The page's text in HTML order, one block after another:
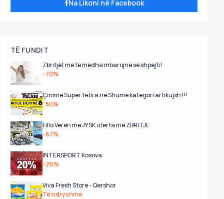
Na Likoni në Facebook
TË FUNDIT
Zbritjet më të mëdha mbarojnë së shpejti!
-70%
Çmime Super të lira në Shumë kategori artikujsh!!!
-50%
Fillo Verën me JYSK oferta me ZBRITJE
-67%
INTERSPORT Kosova
-20%
Viva Fresh Store - Qershor
Të ndryshme